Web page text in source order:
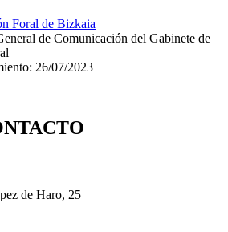
Foral de Bizkaia
de Comunicación del Gabinete de
: 26/07/2023
de Haro, 25